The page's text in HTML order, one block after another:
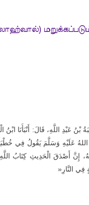
بْنُ عَبْدِ اللَّهِ، قَالَ: أَنْبَأَنَا
عَلَيْهِ وَسَلَّمَ يَقُولُ فِي
إِنَّ أَصْدَقَ الْحَدِيثِ كِتَابُ
النَّارِ »